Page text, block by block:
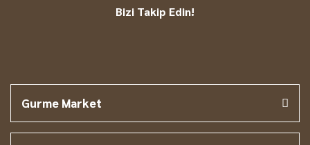
Bizi Takip Edin!
Gurme Market